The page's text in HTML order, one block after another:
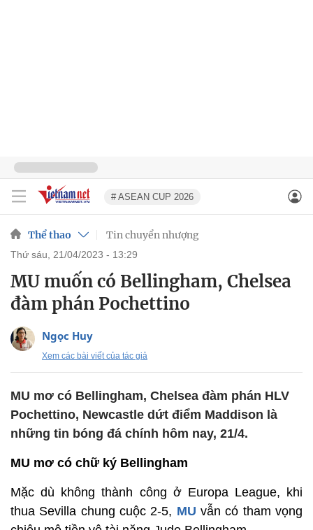
# ASEAN CUP 2026
Thể thao Tin chuyển nhượng
thứ sáu, 21/04/2023 - 13:29
MU muốn có Bellingham, Chelsea
đàm phán Pochettino
Ngọc Huy
Xem các bài viết của tác giả
MU mơ có Bellingham, Chelsea đàm phán HLV
Pochettino, Newcastle dứt điểm Maddison là
những tin bóng đá chính hôm nay, 21/4.
MU mơ có chữ ký Bellingham
Mặc dù không thành công ở Europa League, khi
thua Sevilla chung cuộc 2-5, MU vẫn có tham vọng